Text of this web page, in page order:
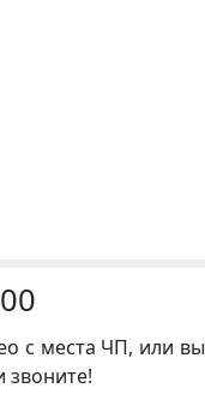
с места ЧП, или вы